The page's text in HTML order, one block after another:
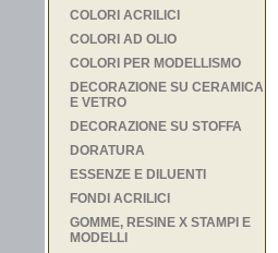
COLORI ACRILICI
COLORI AD OLIO
COLORI PER MODELLISMO
DECORAZIONE SU CERAMICA
E VETRO
DECORAZIONE SU STOFFA
DORATURA
ESSENZE E DILUENTI
FONDI ACRILICI
GOMME, RESINE X STAMPI E
MODELLI